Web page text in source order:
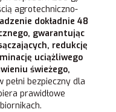
agrotechniczno-
dokładnie 48
gwarantując
redukcję
uciążliwego
świeżego,
pełni bezpieczny dla
prawidłowe